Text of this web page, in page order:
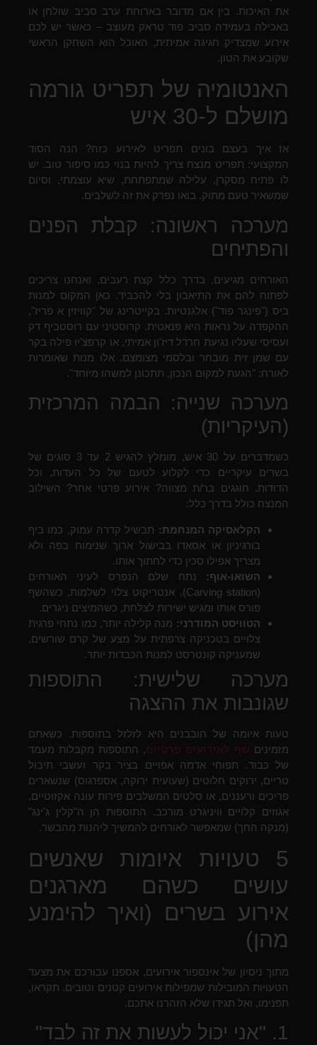
את האיכות. בין אם מדובר בארוחת ערב סביב שולחן או
באכילה בעמידה סביב פוד טראק מעוצב – כאשר יש לכם
אירוע שמצדיק חגיגה אמיתית, האוכל הוא השחקן הראשי
שקובע את הטון.
האנטומיה של תפריט גורמה
מושלם ל-30 איש
אז איך בעצם בונים תפריט לאירוע כזה? הנה הסוד
המקצועי: תפריט מנצח צריך להיות בנוי כמו סיפור טוב. יש
לו פתיח מסקרן, עלילה שמתפתחת, שיא עוצמתי, וסיום
שמשאיר טעם מתוק. בואו נפרק את זה לשלבים.
מערכה ראשונה: קבלת הפנים
והפתיחים
האורחים מגיעים, בדרך כלל קצת רעבים, ואנחנו צריכים
לפתוח להם את התיאבון בלי להכביד. כאן המקום למנות
ביס ("פינגר פוד") אלגנטיות. בקייטרינג של "קוויזין א פריז",
ההקפדה על נראות היא פנאטית. קרוסטיני עם רוסטביף דק
ועסיסי שעליו נגיעת חרדל דיז'ון אמיתי, או קרפצ'יו פילה בקר
עם שמן זית מובחר ובלסמי מצומצם. אלו מנות שאומרות
לאורח: "הגעת למקום הנכון, תתכונן למשהו מיוחד".
מערכה שנייה: הבמה המרכזית
(העיקריות)
כשמדברים על 30 איש, מומלץ להגיש 2 עד 3 סוגים של
בשרים עיקריים כדי לקלוע לטעם של כל העדות, וכל
הדודות. חוגגים בר/ת מצווה? אירוע פרטי אחר? השילוב
המנצח כולל בדרך כלל:
הקלאסיקה המנחמת: תבשיל קדרה עמוק, כמו ביף
בורגיניון או אסאדו בבישול ארוך שנימוח בפה ולא
מצריך אפילו סכין כדי לחתוך אותו.
השואו-אוף: נתח שלם הנפרס לעיני האורחים
(Carving station). אנטריקוט צלוי לשלמות, כשהשף
פורס אותו ומגיש ישירות לצלחת, כשהמיצים ניגרים.
הטוויסט המודרני: מנה קלילה יותר, כמו נתחי פרגית
צלויים בטכניקה צרפתית על מצע של קרם שורשים,
שמעניקה קונטרסט למנות הכבדות יותר.
מערכה שלישית: התוספות
שגונבות את ההצגה
טעות איומה של חובבנים היא לזלזל בתוספות. כשאתם
מזמינים שף לאירועים פרטיים, התוספות מקבלות מעמד
של כבוד. תפוחי אדמה אפויים בציר בקר ועשבי תיבול
טריים, ירוקים חלוטים (שעועית ירוקה, אספרגוס) שנשארים
פריכים ורעננים, או סלטים המשלבים פירות עונה אקזוטיים,
אגוזים קלויים וויניגרט מורכב. התוספות הן ה"קלין ג'ינג"
(מנקה החך) שמאפשר לאורחים להמשיך ליהנות מהבשר.
5 טעויות איומות שאנשים
עושים כשהם מארגנים
אירוע בשרים (ואיך להימנע
מהן)
מתוך ניסיון של אינספור אירועים, אספנו עבורכם את מצעד
הטעויות המובילות שמפילות אירועים קטנים וטובים. תקראו,
תפנימו, ואל תגידו שלא הזהרנו אתכם.
1. "אני יכול לעשות את זה לבד"